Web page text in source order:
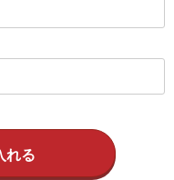
れる